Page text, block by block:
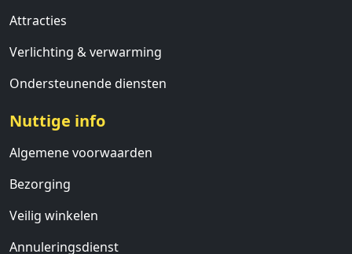
Attracties
Verlichting & verwarming
Ondersteunende diensten
Nuttige info
Algemene voorwaarden
Bezorging
Veilig winkelen
Annuleringsdienst